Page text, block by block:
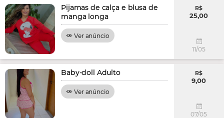
Pijamas de calça e blusa de
manga longa
Ver anúncio
R$
25,00
11/05
Baby-doll Adulto
Ver anúncio
R$
9,00
07/05